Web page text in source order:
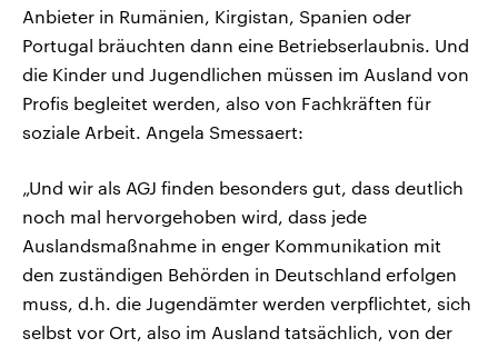
Anbieter in Rumänien, Kirgistan, Spanien oder
Portugal bräuchten dann eine Betriebserlaubnis. Und
die Kinder und Jugendlichen müssen im Ausland von
Profis begleitet werden, also von Fachkräften für
soziale Arbeit. Angela Smessaert:
„Und wir als AGJ finden besonders gut, dass deutlich
noch mal hervorgehoben wird, dass jede
Auslandsmaßnahme in enger Kommunikation mit
den zuständigen Behörden in Deutschland erfolgen
muss, d.h. die Jugendämter werden verpflichtet, sich
selbst vor Ort, also im Ausland tatsächlich, von der